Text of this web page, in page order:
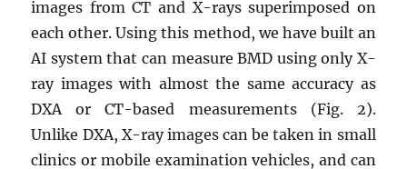
images from CT and X-rays superimposed on
each other. Using this method, we have built an
AI system that can measure BMD using only X-
ray images with almost the same accuracy as
DXA or CT-based measurements (Fig. 2).
Unlike DXA, X-ray images can be taken in small
clinics or mobile examination vehicles, and can